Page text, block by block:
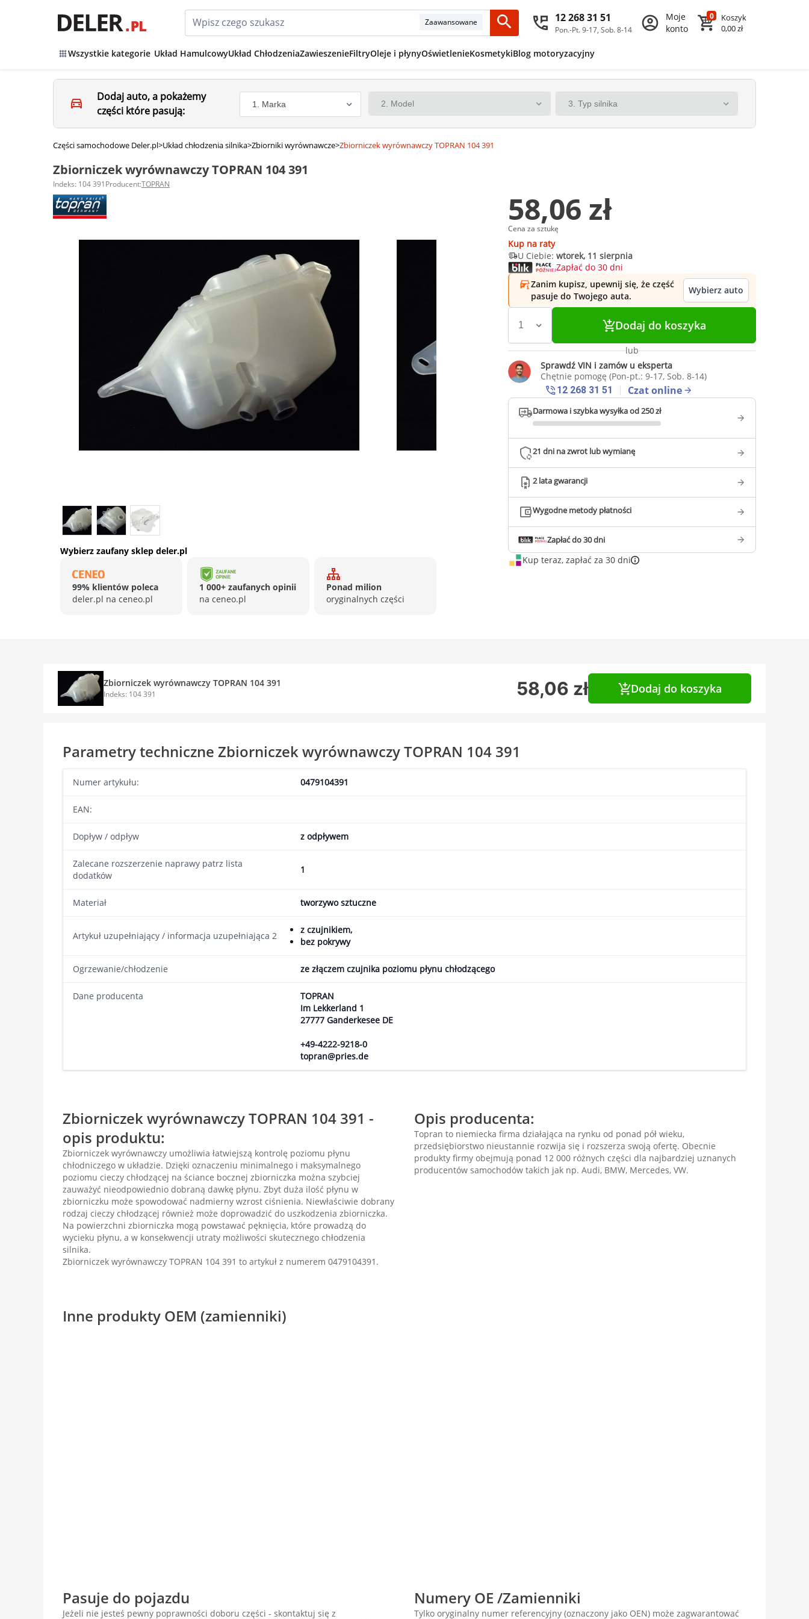
Zaawansowane 12 268 31 51
Pon.-Pt. 9-17, Sob. 8-14
Moje
konto
0
Koszyk
0,00 zł
Wszystkie kategorie Układ HamulcowyUkład ChłodzeniaZawieszenieFiltryOleje i płynyOświetlenieKosmetykiBlog motoryzacyjny
Dodaj auto, a pokażemy
części które pasują:
Części samochodowe Deler.pl>Układ chłodzenia silnika>Zbiorniki wyrównawcze>Zbiorniczek wyrównawczy TOPRAN 104 391
Zbiorniczek wyrównawczy TOPRAN 104 391
Indeks: 104 391Producent:TOPRAN
58,06 zł
Cena za sztukę
Kup na raty
U Ciebie:wtorek, 11 sierpnia
Zapłać do 30 dni
Zanim kupisz, upewnij się, że część
pasuje do Twojego auta.
Wybierz auto
Dodaj do koszyka
lub
Sprawdź VIN i zamów u eksperta
Chętnie pomogę (Pon-pt.: 9-17, Sob. 8-14)
12 268 31 51
Czat online
Darmowa i szybka wysyłka od 250 zł
21 dni na zwrot lub wymianę
2 lata gwarancji
Wygodne metody płatności
Zapłać do 30 dni
Kup teraz, zapłać za 30 dni
Wybierz zaufany sklep deler.pl
99% klientów poleca
deler.pl na ceneo.pl
1 000+ zaufanych opinii
na ceneo.pl
Ponad milion
oryginalnych części
Zbiorniczek wyrównawczy TOPRAN 104 391
Indeks: 104 391 58,06 zł Dodaj do koszyka
Parametry techniczne Zbiorniczek wyrównawczy TOPRAN 104 391
Numer artykułu: 0479104391
EAN:
Dopływ / odpływ z odpływem
Zalecane rozszerzenie naprawy patrz lista
dodatków
1
Materiał tworzywo sztuczne
Artykuł uzupełniający / informacja uzupełniająca 2
z czujnikiem,
bez pokrywy
Ogrzewanie/chłodzenie ze złączem czujnika poziomu płynu chłodzącego
Dane producenta
TOPRAN
Im Lekkerland 1
27777 Ganderkesee DE
+49-4222-9218-0
topran@pries.de
Zbiorniczek wyrównawczy TOPRAN 104 391 -
opis produktu:
Zbiorniczek wyrównawczy umożliwia łatwiejszą kontrolę poziomu płynu
chłodniczego w układzie. Dzięki oznaczeniu minimalnego i maksymalnego
poziomu cieczy chłodzącej na ściance bocznej zbiorniczka można szybciej
zauważyć nieodpowiednio dobraną dawkę płynu. Zbyt duża ilość płynu w
zbiorniczku może spowodować nadmierny wzrost ciśnienia. Niewłaściwie dobrany
rodzaj cieczy chłodzącej również może doprowadzić do uszkodzenia zbiorniczka.
Na powierzchni zbiorniczka mogą powstawać pęknięcia, które prowadzą do
wycieku płynu, a w konsekwencji utraty możliwości skutecznego chłodzenia
silnika.
Zbiorniczek wyrównawczy TOPRAN 104 391 to artykuł z numerem 0479104391.
Opis producenta:
Topran to niemiecka firma działająca na rynku od ponad pół wieku,
przedsiębiorstwo nieustannie rozwija się i rozszerza swoją ofertę. Obecnie
produkty firmy obejmują ponad 12 000 różnych części dla najbardziej uznanych
producentów samochodów takich jak np. Audi, BMW, Mercedes, VW.
Inne produkty OEM (zamienniki)
Pasuje do pojazdu
Jeżeli nie jesteś pewny poprawności doboru części - skontaktuj się z
Numery OE /Zamienniki
Tylko oryginalny numer referencyjny (oznaczony jako OEN) może zagwarantować